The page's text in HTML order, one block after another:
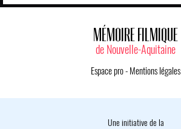
MÉMOIRE FILMIQUE
de Nouvelle-Aquitaine
Espace pro- Mentions légales
Une initiative de la